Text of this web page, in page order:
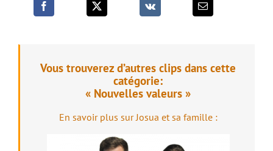
Vous trouverez d’autres clips dans cette
catégorie:
« Nouvelles valeurs »
En savoir plus sur Josua et sa famille :